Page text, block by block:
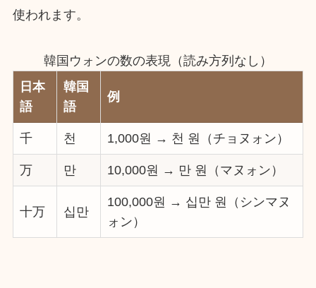
使われます。
韓国ウォンの数の表現（読み方列なし）
日本
語
韓国
語
例
千 천 1,000원 → 천 원（チョヌォン）
万 만 10,000원 → 만 원（マヌォン）
十万 십만
100,000원 → 십만 원（シンマヌ
ォン）